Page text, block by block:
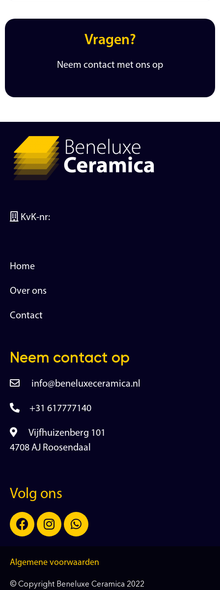
Vragen?
Neem contact met ons op
KvK-nr:
Home
Over ons
Contact
Neem contact op
info@beneluxeceramica.nl
+31 617777140
Vijfhuizenberg 101
4708 AJ Roosendaal
Volg ons
Algemene voorwaarden
© Copyright Beneluxe Ceramica 2022